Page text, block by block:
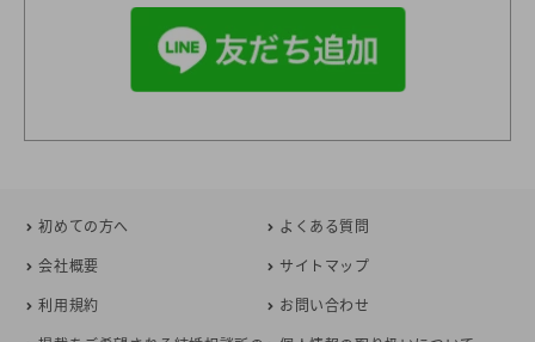
初めての方へ
よくある質問
会社概要
サイトマップ
利用規約
お問い合わせ